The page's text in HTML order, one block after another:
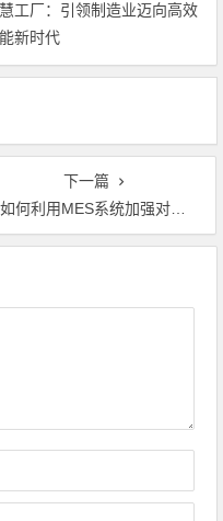
工厂：引领制造业迈向高效
新时代
下一篇
如何利用MES系统加强对仓库的管理